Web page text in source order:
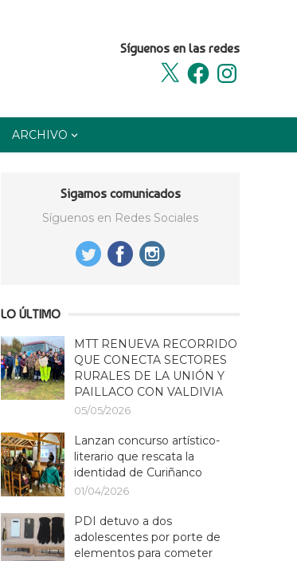
Síguenos en las redes
X
FacebookInstagram
ARCHIVO
Sigamos comunicados
Síguenos en Redes Sociales
LO ÚLTIMO
MTT RENUEVA RECORRIDO
QUE CONECTA SECTORES
RURALES DE LA UNIÓN Y
PAILLACO CON VALDIVIA
05/05/2026
Lanzan concurso artístico-
literario que rescata la
identidad de Curiñanco
01/04/2026
PDI detuvo a dos
adolescentes por porte de
elementos para cometer